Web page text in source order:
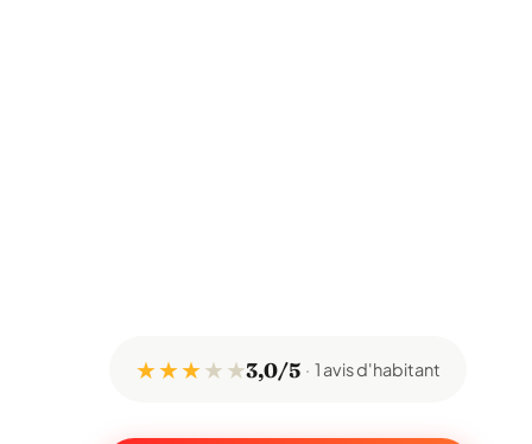
★ ★ ★★ ★3,0/5 1 avis d'habitant